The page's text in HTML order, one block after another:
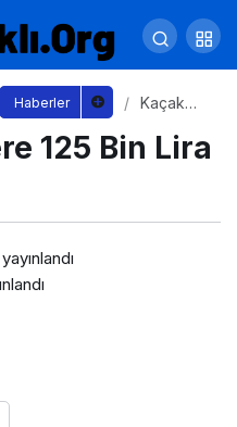
Haberler
Kaçak
e 125 Bin
Lira Ceza
125 Bin Lira
mefhumu